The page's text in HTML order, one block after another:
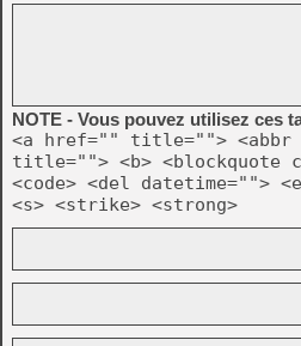
NOTE - Vous pouvez utilisez ces
<a href="" title=""> <abbr
title=""> <b> <blockquote
<code> <del datetime="">
<s> <strike> <strong>